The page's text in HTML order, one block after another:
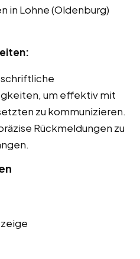
in Lohne (Oldenburg)
um effektiv mit
zu kommunizieren.
Rückmeldungen zu